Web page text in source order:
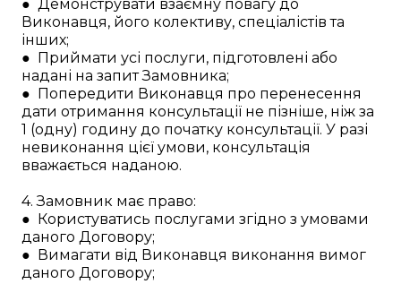
● Демонструвати взаємну повагу до
Виконавця, його колективу, спеціалістів та
інших;
● Приймати усі послуги, підготовлені або
надані на запит Замовника;
● Попередити Виконавця про перенесення
дати отримання консультації не пізніше, ніж за
1 (одну) годину до початку консультації. У разі
невиконання цієї умови, консультація
вважається наданою.
4. Замовник має право:
● Користуватись послугами згідно з умовами
даного Договору;
● Вимагати від Виконавця виконання вимог
даного Договору;